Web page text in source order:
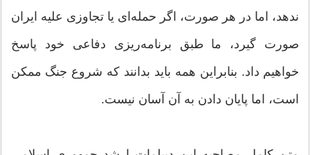
ندهد، اما در هر صورت، اگر حمله‌ای یا تجاوزی علیه ایران
صورت گیرد، ما طبق برنامه‌ریزی دفاعی خود پاسخ
خواهیم داد. بنابراین همه باید بدانند که شروع جنگ ممکن
است، اما پایان دادن به آن آسان نیست.